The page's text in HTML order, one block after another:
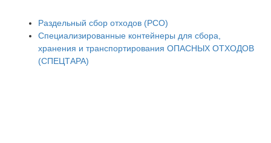
Раздельный сбор отходов (РСО)
Специализированные контейнеры для сбора,
хранения и транспортирования ОПАСНЫХ ОТХОДОВ
(СПЕЦТАРА)